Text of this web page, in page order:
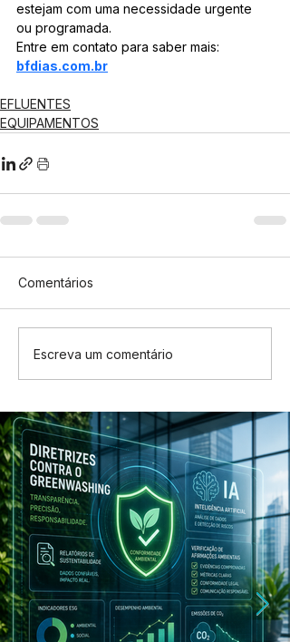
estejam com uma necessidade urgente
ou programada.
Entre em contato para saber mais:
bfdias.com.br
EFLUENTES
EQUIPAMENTOS
Comentários
Escreva um comentário